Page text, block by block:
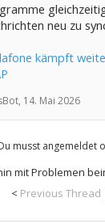
neu zu
kämpft
14. Mai 2026
musst angemeldet
mit Problemen
< Previous Thread